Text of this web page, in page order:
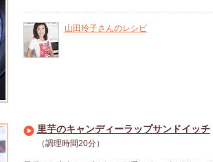
山田玲子さんのレシピ
里芋のキャンディーラップサンドイッチ
（調理時間20分）